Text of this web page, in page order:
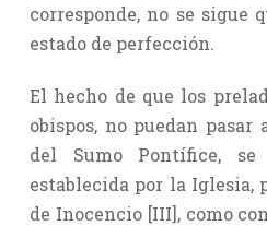
corresponde, no se sigue
estado de perfección.
El hecho de que los
obispos, no puedan
del Sumo Pontífice,
establecida por la Iglesia,
de Inocencio [III], como